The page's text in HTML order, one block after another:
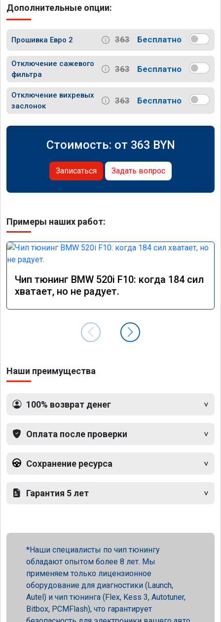
Дополнительные опции:
Прошивка Евро 2 363 Бесплатно
Отключение сажевого
фильтра
363 Бесплатно
Отключение вихревых
заслонок
363 Бесплатно
Стоимость: от 363 BYN
Записаться Задать вопрос
Примеры наших работ:
Чип тюнинг BMW 520i F10: когда 184 сил
хватает, но не радует.
Наши преимущества
100% возврат денег
Оплата после проверки
Сохранение ресурса
Гарантия 5 лет
Наши специалисты по чип тюнингу
обладают опытом более 8 лет. Мы
применяем только лицензионное
оборудование для диагностики (Launch,
Autel) и чип тюнинга (Flex, Kess 3, Autotuner,
Bitbox, PCMFlash), что гарантирует